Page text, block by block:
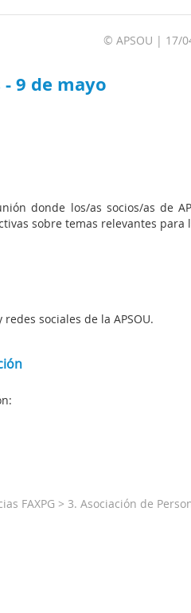
© APSOU | 17/
- 9 de mayo
donde los/as socios/as de
sobre temas relevantes para
sociales de la APSOU.
FAXPG > 3. Asociación de